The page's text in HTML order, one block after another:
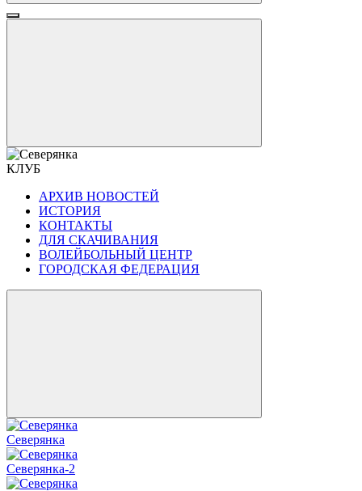
КЛУБ
АРХИВ НОВОСТЕЙ
ИСТОРИЯ
КОНТАКТЫ
ДЛЯ СКАЧИВАНИЯ
ВОЛЕЙБОЛЬНЫЙ ЦЕНТР
ГОРОДСКАЯ ФЕДЕРАЦИЯ
Северянка
Северянка-2